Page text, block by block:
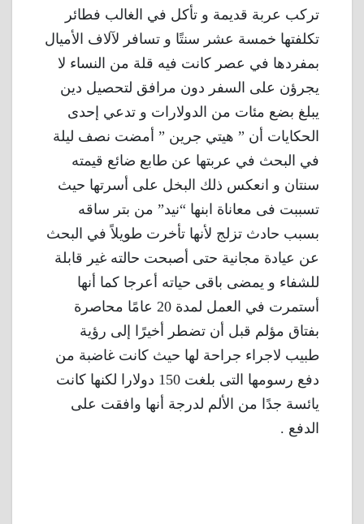
تركب عربة قديمة و تأكل في الغالب فطائر
تكلفتها خمسة عشر سنتًا و تسافر لآلاف الأميال
بمفردها في عصر كانت فيه قلة من النساء لا
يجرؤن على السفر دون مرافق لتحصيل دين
يبلغ بضع مئات من الدولارات و تدعي إحدى
الحكايات أن ” هيتي جرين ” أمضت نصف ليلة
في البحث في عربتها عن طابع ضائع قيمته
سنتان و انعكس ذلك البخل على أسرتها حيث
تسببت فى معاناة ابنها “نيد” من بتر ساقه
بسبب حادث تزلج لأنها تأخرت طويلاً في البحث
عن عيادة مجانية حتى أصبحت حالته غير قابلة
للشفاء و يمضى باقى حياته أعرجا كما أنها
أستمرت في العمل لمدة 20 عامًا محاصرة
بفتاق مؤلم قبل أن تضطر أخيرًا إلى رؤية
طبيب لاجراء جراحة لها حيث كانت غاضبة من
دفع رسومها التى بلغت 150 دولارا لكنها كانت
يائسة جدًا من الألم لدرجة أنها وافقت على
الدفع .